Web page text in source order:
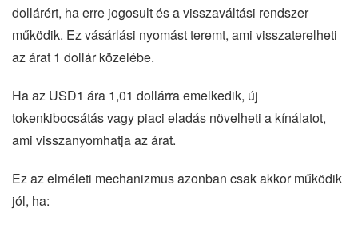
dollárért, ha erre jogosult és a visszaváltási rendszer
működik. Ez vásárlási nyomást teremt, ami visszaterelheti
az árat 1 dollár közelébe.
Ha az USD1 ára 1,01 dollárra emelkedik, új
tokenkibocsátás vagy piaci eladás növelheti a kínálatot,
ami visszanyomhatja az árat.
Ez az elméleti mechanizmus azonban csak akkor működik
jól, ha: